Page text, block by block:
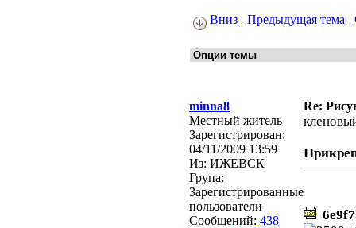
Вниз Предыдущая тема
minna8
Re:
Местный житель
Зарегистрирован:
04/11/2009 13:59
Из: ИЖЕВСК
Група:
Зарегистрированные
пользователи
Сообщений: 438